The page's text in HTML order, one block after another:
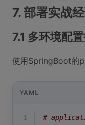
7. 部署实战
7.1 多环境配
使用SpringBoot的
YAML
1
#